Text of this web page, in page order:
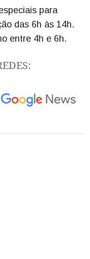
para
das 6h às 14h.
entre 4h e 6h.